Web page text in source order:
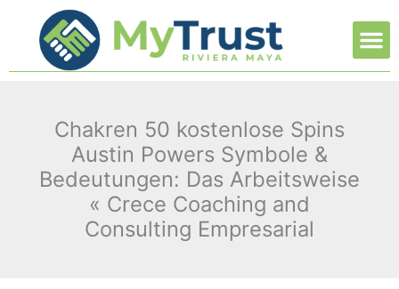
contenido
Chakren 50 kostenlose Spins
Austin Powers Symbole &
Bedeutungen: Das Arbeitsweise
« Crece Coaching and
Consulting Empresarial